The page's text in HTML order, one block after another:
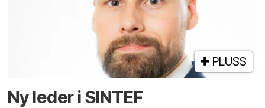
PLUSS
Ny leder i SINTEF